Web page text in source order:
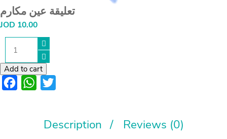
تعليقة عين مكارم
JOD 10.00
عين
quantity
Add to cart
FacebookWhatsApp
Description Reviews (0)